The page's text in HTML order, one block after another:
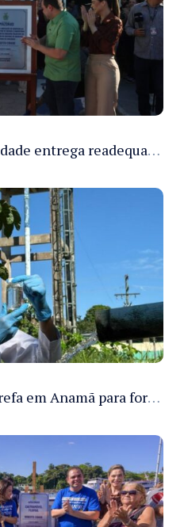
Governador Roberto Cidade entrega readequação do ambulatório da FCecon e amplia capacidade de atendimento oncológico em Manaus
Cosama inicia força-tarefa em Anamã para fortalecer abastecimento de água e segurança hídrica da população